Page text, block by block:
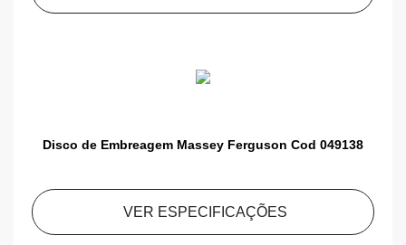
Disco de Embreagem Massey Ferguson Cod 049138
VER ESPECIFICAÇÕES